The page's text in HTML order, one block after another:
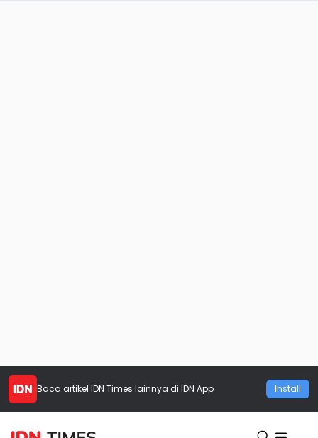
Baca artikel IDN Times lainnya di IDN App Install